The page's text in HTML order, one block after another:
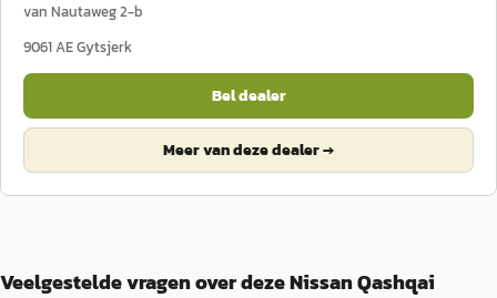
van Nautaweg 2-b
9061 AEGytsjerk
Bel dealer
Meer van deze dealer →
Veelgestelde vragen over deze Nissan Qashqai